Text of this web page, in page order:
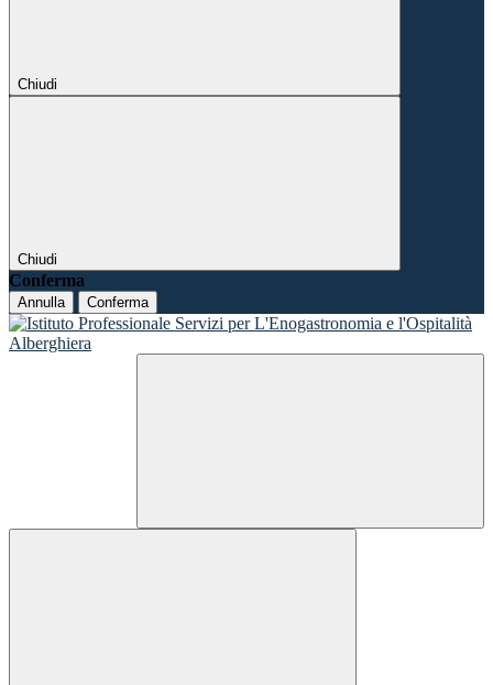
Chiudi
Chiudi
Conferma
Annulla Conferma